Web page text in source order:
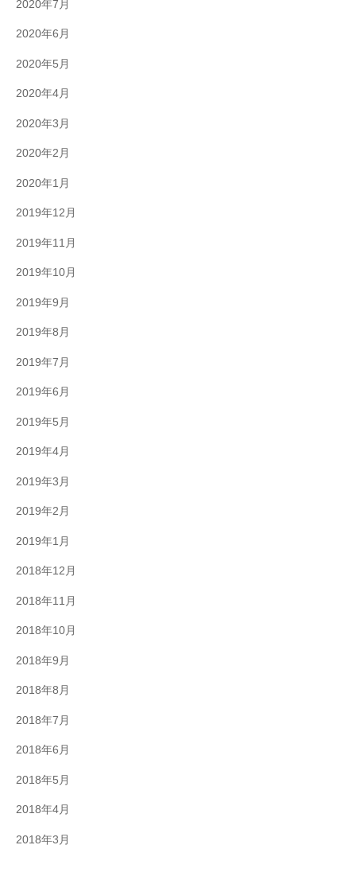
2020年7月
2020年6月
2020年5月
2020年4月
2020年3月
2020年2月
2020年1月
2019年12月
2019年11月
2019年10月
2019年9月
2019年8月
2019年7月
2019年6月
2019年5月
2019年4月
2019年3月
2019年2月
2019年1月
2018年12月
2018年11月
2018年10月
2018年9月
2018年8月
2018年7月
2018年6月
2018年5月
2018年4月
2018年3月